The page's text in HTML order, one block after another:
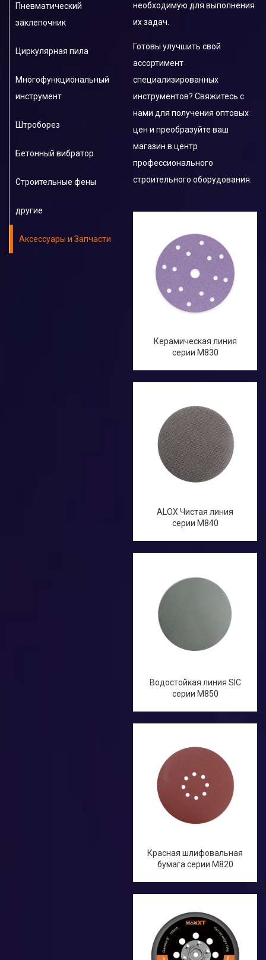
Многофункциональный
Аксессуары и Запчасти
Пневматический
заклепочник
Циркулярная пила
Многофункциональный
инструмент
Штроборез
Бетонный вибратор
Строительные фены
другие
Аксессуары и Запчасти
необходимую для выполнения
их задач.
Готовы улучшить свой
ассортимент
специализированных
инструментов? Свяжитесь с
нами для получения оптовых
цен и преобразуйте ваш
магазин в центр
профессионального
строительного оборудования.
Керамическая линия
серии M830
ALOX Чистая линия
серии M840
Водостойкая линия SIC
серии M850
Красная шлифовальная
бумага серии M820